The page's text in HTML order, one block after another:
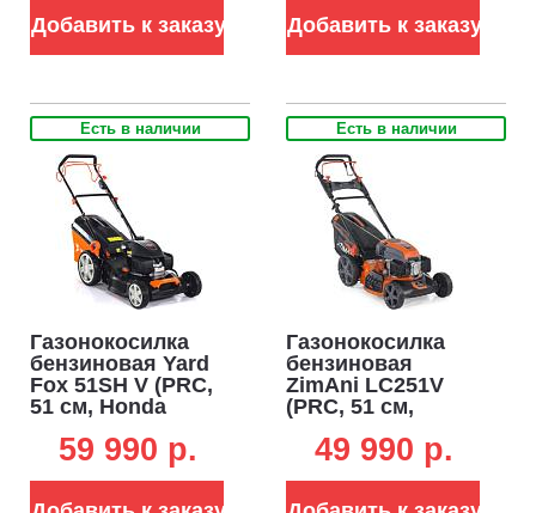
85 л, 40.6 кг)
Добавить к заказу
75 л, 35 кг)
Добавить к заказу
Есть в наличии
Газонокосилка
бензиновая Yard
Fox 51SH V (PRC,
51 см, Honda
сталь, 3 в 1, 60 л,
вариатор, 38 кг)
59 990 p.
Есть в наличии
Газонокосилка
бензиновая
ZimAni LC251V
(PRC, 51 см,
в 1, Quattro Blade,
вариатор, 65 л, 35
49 990 p.